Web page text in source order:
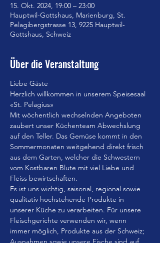
15. Okt. 2024, 19:00 – 23:00
Hauptwil-Gottshaus, Marienburg, St.
Pelagibergstrasse 13, 9225 Hauptwil-
Gottshaus, Schweiz
Über die Veranstaltung
Liebe Gäste
Herzlich willkommen in unserem Speisesaal
«St. Pelagius»
Mit wöchentlich wechselnden Angeboten
zaubert unser Küchenteam Abwechslung
auf den Teller. Das Gemüse kommt in den
Sommermonaten weitgehend direkt frisch
aus dem Garten, welcher die Schwestern
vom Kostbaren Blute mit viel Liebe und
Fleiss bewirtschaften.
Es ist uns wichtig, saisonal, regional sowie
qualitativ hochstehende Produkte in
unserer Küche zu verarbeiten. Für unsere
Fleischgerichte verwenden wir, wenn
immer möglich, Produkte aus der Schweiz;
Ausnahmen sowie unsere Fische sind auf